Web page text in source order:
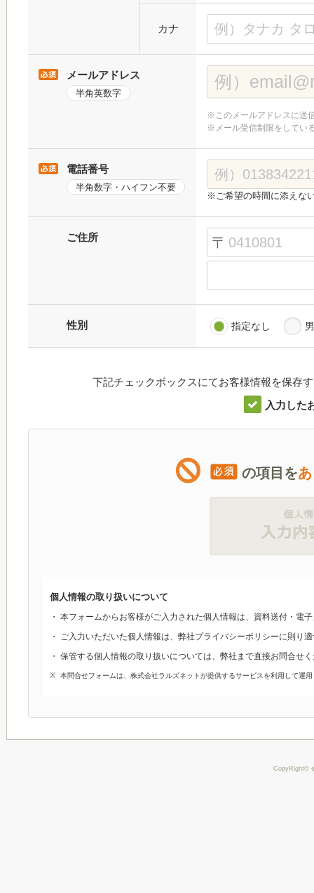
カナ
メールアドレス
半角英数字
※このメールアドレスに送
※メール受信制限をしてい
電話番号
半角数字・ハイフン不要
※ご希望の時間に添えな
ご住所 〒
性別 指定なし
下記チェックボックスにてお客様情報を保存
入力した
の項目を
個人情報の取り扱いについて
本フォームからお客様がご入力された個人情報は、資料送付・電
ご入力いただいた個人情報は、弊社プライバシーポリシーに則り
保管する個人情報の取り扱いについては、弊社まで直接お問合せ
本問合せフォームは、株式会社ラルズネットが提供するサービスを利用して運
CopyRight©